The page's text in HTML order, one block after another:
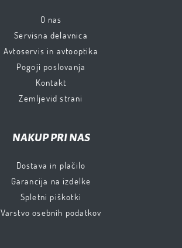
O nas
Servisna delavnica
Avtoservis in avtooptika
Pogoji poslovanja
Kontakt
Zemljevid strani
NAKUP PRI NAS
Dostava in plačilo
Garancija na izdelke
Spletni piškotki
Varstvo osebnih podatkov